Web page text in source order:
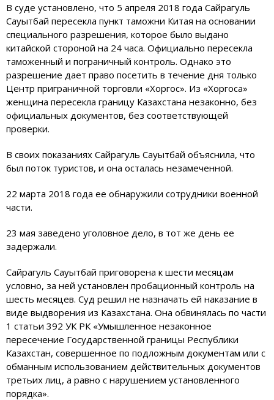
В суде установлено, что 5 апреля 2018 года Сайрагуль
Сауытбай пересекла пункт таможни Китая на основании
специального разрешения, которое было выдано
китайской стороной на 24 часа. Официально пересекла
таможенный и пограничный контроль. Однако это
разрешение дает право посетить в течение дня только
Центр приграничной торговли «Хоргос». Из «Хоргоса»
женщина пересекла границу Казахстана незаконно, без
официальных документов, без соответствующей
проверки.
В своих показаниях Сайрагуль Сауытбай объяснила, что
был поток туристов, и она осталась незамеченной.
22 марта 2018 года ее обнаружили сотрудники военной
части.
23 мая заведено уголовное дело, в тот же день ее
задержали.
Сайрагуль Сауытбай приговорена к шести месяцам
условно, за ней установлен пробационный контроль на
шесть месяцев. Суд решил не назначать ей наказание в
виде выдворения из Казахстана. Она обвинялась по части
1 статьи 392 УК РК «Умышленное незаконное
пересечение Государственной границы Республики
Казахстан, совершенное по подложным документам или с
обманным использованием действительных документов
третьих лиц, а равно с нарушением установленного
порядка».